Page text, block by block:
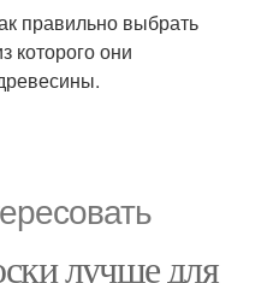
правильно выбрать
которого они
лучше для